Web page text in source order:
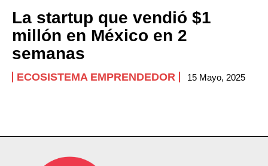
La startup que vendió $1
millón en México en 2
semanas
ECOSISTEMA EMPRENDEDOR 15 Mayo, 2025